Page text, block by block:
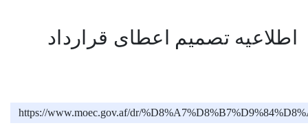
اطلاعیه تصمیم اعطای قرارداد
https://www.moec.gov.af/dr/